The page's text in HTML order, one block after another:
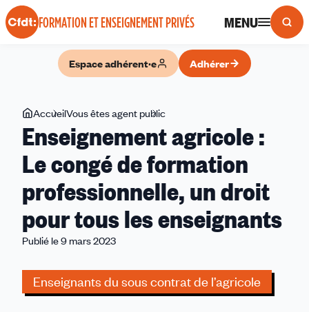
Panneau de gestion des cookies
FORMATION ET ENSEIGNEMENT PRIVÉS MENU
Espace adhérent·e Adhérer
Vous
êtes
ici
AccueilVous êtes agent public
agricole :
congé
de
formation
professionnelle,
pour
tous
Enseignement agricole :
Le congé de formation
professionnelle, un droit
pour tous les enseignants
Publié le 9 mars 2023
Enseignants du sous contrat de l’agricole